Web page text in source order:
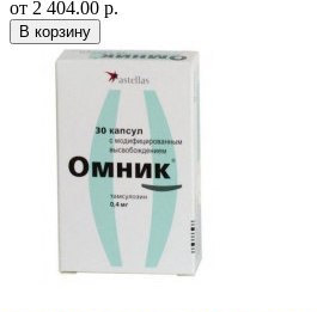
от 2 404.00 р.
В корзину